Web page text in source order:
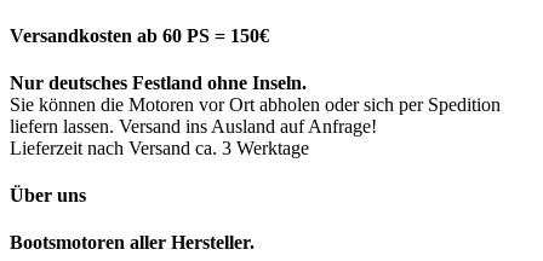
Versandkosten ab 60 PS = 150€
Nur deutsches Festland ohne Inseln.
Sie können die Motoren vor Ort abholen oder sich per Spedition
liefern lassen. Versand ins Ausland auf Anfrage!
Lieferzeit nach Versand ca. 3 Werktage
Über uns
Bootsmotoren aller Hersteller.